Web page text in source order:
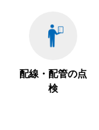
配線・配管の点
検